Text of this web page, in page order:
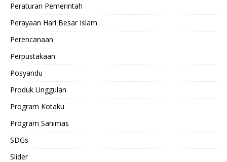
Peraturan Pemerintah
Perayaan Hari Besar Islam
Perencanaan
Perpustakaan
Posyandu
Produk Unggulan
Program Kotaku
Program Sanimas
SDGs
Slider